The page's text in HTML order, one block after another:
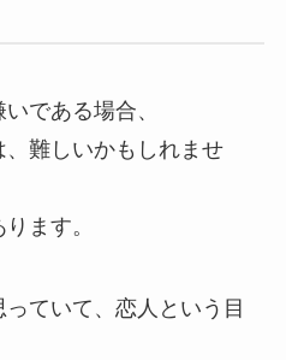
である場合、
難しいかもしれませ
ます。
ていて、恋人という目